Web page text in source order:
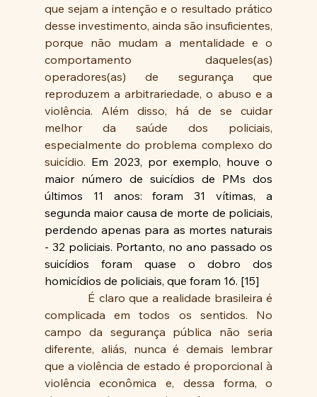
que sejam a intenção e o resultado prático
desse investimento, ainda são insuficientes,
porque não mudam a mentalidade e o
comportamento daqueles(as)
operadores(as) de segurança que
reproduzem a arbitrariedade, o abuso e a
violência. Além disso, há de se cuidar
melhor da saúde dos policiais,
especialmente do problema complexo do
suicídio. Em 2023, por exemplo, houve o
maior número de suicídios de PMs dos
últimos 11 anos: foram 31 vítimas, a
segunda maior causa de morte de policiais,
perdendo apenas para as mortes naturais
- 32 policiais. Portanto, no ano passado os
suicídios foram quase o dobro dos
homicídios de policiais, que foram 16. [15]
É claro que a realidade brasileira é
complicada em todos os sentidos. No
campo da segurança pública não seria
diferente, aliás, nunca é demais lembrar
que a violência de estado é proporcional à
violência econômica e, dessa forma, o